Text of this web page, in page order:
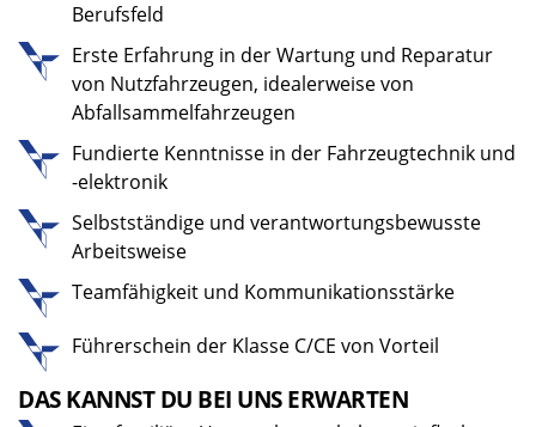
Berufsfeld
Erste Erfahrung in der Wartung und Reparatur
von Nutzfahrzeugen, idealerweise von
Abfallsammelfahrzeugen
Fundierte Kenntnisse in der Fahrzeugtechnik und
-elektronik
Selbstständige und verantwortungsbewusste
Arbeitsweise
Teamfähigkeit und Kommunikationsstärke
Führerschein der Klasse C/CE von Vorteil
DAS KANNST DU BEI UNS ERWARTEN